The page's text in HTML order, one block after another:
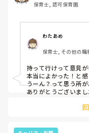
このような場合は本
でしょうか？
保育士, 認可保育園
わたあめ
保育士, その他の職
持って行けって意見
本当によかった！と感
うーん？って思う所
ありがとうございま